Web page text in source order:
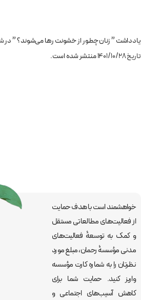
یادداشت ” زنان چطور از خشونت رها می‌شوند؟ ” در
تاریخ 1401/10/28
منتشر شده است.
خواهشمند است با هدف حمایت
از فعالیت‌های مطالعاتی مستقل
و کمک به توسعۀ فعالیت‌های
مدنی مؤسسۀ رحمان، مبلغ مورد
نظرتان را به شماره کارت مؤسسه
واریز کنید. حمایت شما برای
کاهش آسیب‌های اجتماعی و